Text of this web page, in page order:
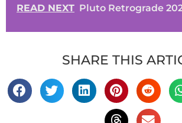
READ NEXT Pluto Retrograde
SHARE THIS